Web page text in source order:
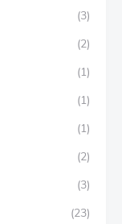
(3)
(2)
(1)
(1)
(1)
(2)
(3)
(23)